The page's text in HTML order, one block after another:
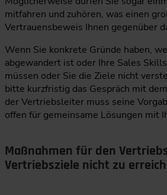
mitfahren und zuhören, was einen
Vertrauensbeweis Ihnen gegenüber
Wenn Sie konkrete Gründe haben,
abgewandert ist oder Ihre Sales
müssen oder Sie die Ziele nicht
bitte kurzfristig das Gespräch mit
der Vertriebsleiter muss seine
offen für gemeinsame Lösungen mit
Maßnahmen für den
Vertriebsziele nicht zu